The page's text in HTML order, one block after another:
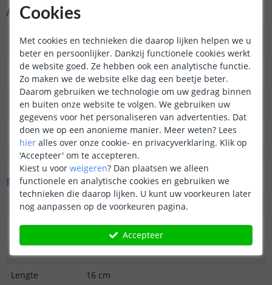
Algemene kenmerken
Type
buitenverlichting
Wandlamp
Functie
Decoratief
Aantal lampen in
set
1
IP waarde
IP44 (geschikt voor buiten)
Garantie
2 jaar
Fysieke kenmerken
Vormgeving/stijl
Modern
Materiaal
RVS Gecoat
Kleur
Lengte
16 cm
Cookies
Met cookies en technieken die daarop lijken helpen we u
beter en persoonlijker. Dankzij functionele cookies werkt
de website goed. Ze hebben ook een analytische functie.
Zo maken we de website elke dag een beetje beter.
Daarom gebruiken we technologie om uw gedrag binnen
en buiten onze website te volgen. We gebruiken uw
gegevens voor het personaliseren van advertenties. Dat
doen we op een anonieme manier. Meer weten? Lees
hier alles over onze cookie- en privacyverklaring. Klik op
'Accepteer' om te accepteren.
Kiest u voor weigeren? Dan plaatsen we alleen
functionele en analytische cookies en gebruiken we
technieken die daarop lijken. U kunt uw voorkeuren later
nog aanpassen op de voorkeuren pagina.
Accepteer